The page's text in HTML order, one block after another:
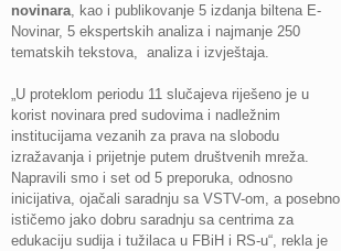
novinara , kao i publikovanje 5 izdanja biltena E-
Novinar, 5 ekspertskih analiza i najmanje 250
tematskih tekstova, analiza i izvještaja.
„U proteklom periodu 11 slučajeva riješeno je u
korist novinara pred sudovima i nadležnim
institucijama vezanih za prava na slobodu
izražavanja i prijetnje putem društvenih mreža.
Napravili smo i set od 5 preporuka, odnosno
inicijativa, ojačali saradnju sa VSTV-om, a posebno
ističemo jako dobru saradnju sa centrima za
edukaciju sudija i tužilaca u FBiH i RS-u“, rekla je